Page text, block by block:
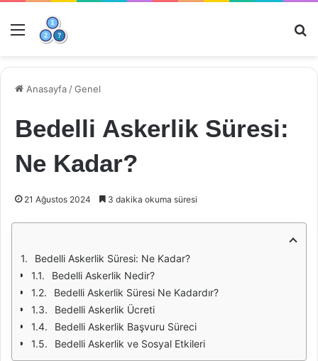
Menü
Anasayfa /Genel
Bedelli Askerlik Süresi:
Ne Kadar?
21 Ağustos 2024 3 dakika okuma süresi
Bedelli Askerlik Süresi: Ne Kadar?
Bedelli Askerlik Nedir?
Bedelli Askerlik Süresi Ne Kadardır?
Bedelli Askerlik Ücreti
Bedelli Askerlik Başvuru Süreci
Bedelli Askerlik ve Sosyal Etkileri